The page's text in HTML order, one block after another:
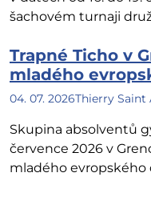
šachovém turnaji
Trapné Ticho v
mladého
04. 07. 2026Thierry Saint
Skupina absolventů
července 2026 v
mladého evropského